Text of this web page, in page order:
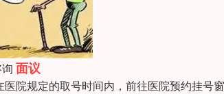
面议
院规定的取号时间内，前往医院预约挂号